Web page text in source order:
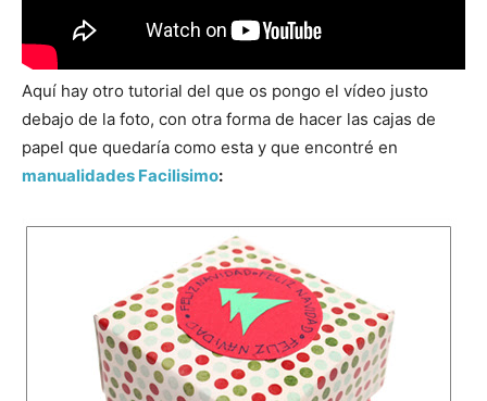
Aquí hay otro tutorial del que os pongo el vídeo justo
debajo de la foto, con otra forma de hacer las cajas de
papel que quedaría como esta y que encontré en
manualidades Facilisimo: